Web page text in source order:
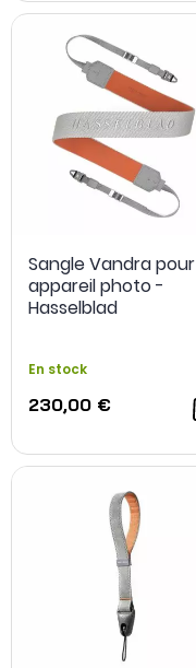
Sangle Vandra pour
appareil photo -
Hasselblad
En stock
230,00 €